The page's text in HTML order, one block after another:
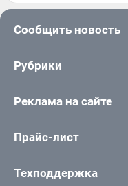
Сообщить новость
Рубрики
Реклама на сайте
Прайс-лист
Техподдержка